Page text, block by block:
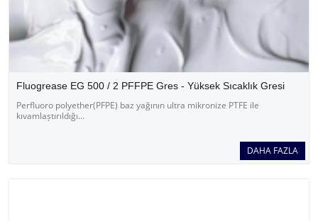
Fluogrease EG 500 / 2 PFFPE Gres - Yüksek Sıcaklık Gresi
Perfluoro polyether(PFPE) baz yağının ultra mikronize PTFE ile
kıvamlaștırıldığı...
DAHA FAZLA